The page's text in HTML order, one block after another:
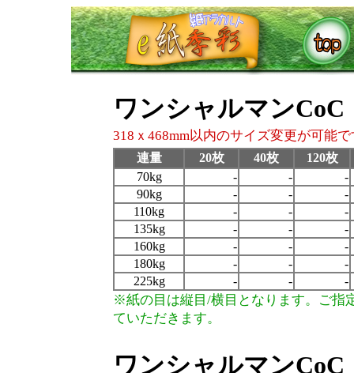
ワンシャルマン
318ｘ468mm以内のサイズ変更が可能
連量 20枚 40枚
120枚
70kg
- -
-
90kg
- -
-
110kg
- -
-
135kg
- -
-
160kg
- -
-
180kg
- -
-
225kg
- - -
※紙の目は縦目/横目となります。ご指
ていただきます。
ワンシャルマン